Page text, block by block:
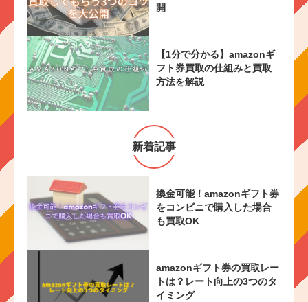
開
【1分で分かる】amazonギ
フト券買取の仕組みと買取
方法を解説
新着記事
換金可能！amazonギフト券
をコンビニで購入した場合
も買取OK
amazonギフト券の買取レー
トは？レート向上の3つのタ
イミング